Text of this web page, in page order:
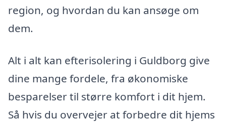
region, og hvordan du kan ansøge om
dem.
Alt i alt kan efterisolering i Guldborg give
dine mange fordele, fra økonomiske
besparelser til større komfort i dit hjem.
Så hvis du overvejer at forbedre dit hjems